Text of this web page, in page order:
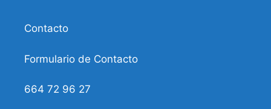
Contacto
Formulario de Contacto
664 72 96 27